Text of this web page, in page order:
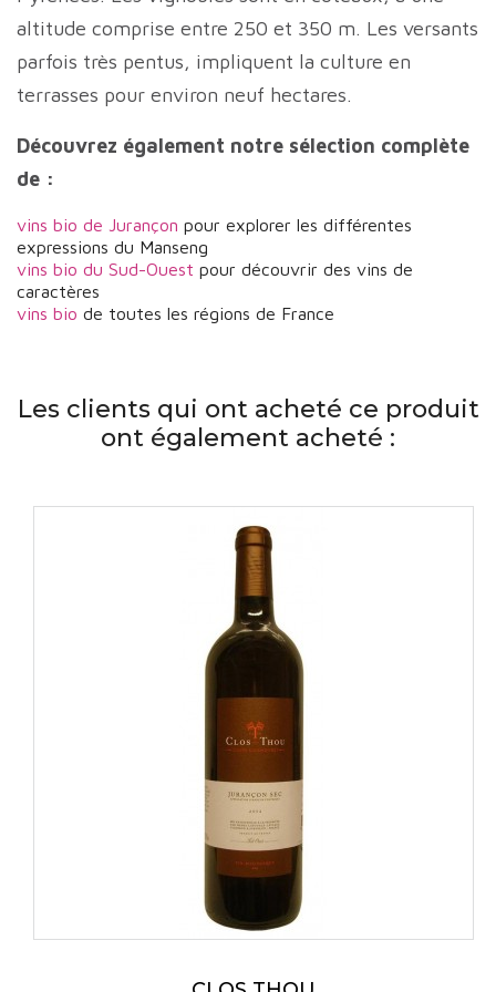
altitude comprise entre 250 et 350 m. Les versants
parfois très pentus, impliquent la culture en
terrasses pour environ neuf hectares.
Découvrez également notre sélection complète
de :
vins bio de Jurançon pour explorer les différentes
expressions du Manseng
vins bio du Sud-Ouest pour découvrir des vins de
caractères
vins bio de toutes les régions de France
Les clients qui ont acheté ce produit
ont également acheté :